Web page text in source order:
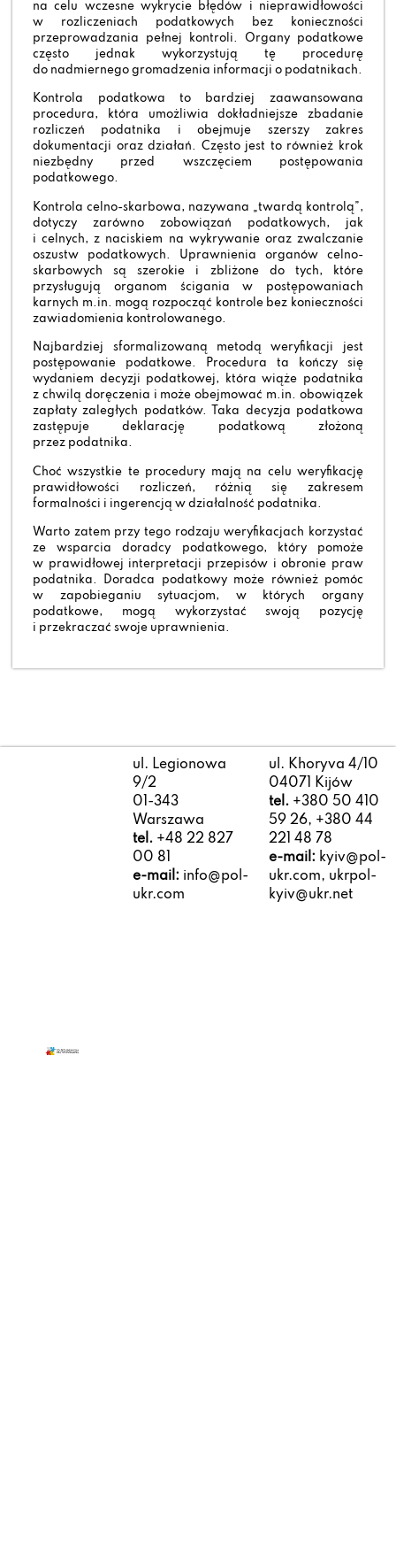
na celu wczesne wykrycie błędów i nieprawidłowości
w rozliczeniach podatkowych bez konieczności
przeprowadzania pełnej kontroli. Organy podatkowe
często jednak wykorzystują tę procedurę
do nadmiernego gromadzenia informacji o podatnikach.
Kontrola podatkowa to bardziej zaawansowana
procedura, która umożliwia dokładniejsze zbadanie
rozliczeń podatnika i obejmuje szerszy zakres
dokumentacji oraz działań. Często jest to również krok
niezbędny przed wszczęciem postępowania
podatkowego.
Kontrola celno-skarbowa, nazywana „twardą kontrolą”,
dotyczy zarówno zobowiązań podatkowych, jak
i celnych, z naciskiem na wykrywanie oraz zwalczanie
oszustw podatkowych. Uprawnienia organów celno-
skarbowych są szerokie i zbliżone do tych, które
przysługują organom ścigania w postępowaniach
karnych m.in. mogą rozpocząć kontrole bez konieczności
zawiadomienia kontrolowanego.
Najbardziej sformalizowaną metodą weryfikacji jest
postępowanie podatkowe. Procedura ta kończy się
wydaniem decyzji podatkowej, która wiąże podatnika
z chwilą doręczenia i może obejmować m.in. obowiązek
zapłaty zaległych podatków. Taka decyzja podatkowa
zastępuje deklarację podatkową złożoną
przez podatnika.
Choć wszystkie te procedury mają na celu weryfikację
prawidłowości rozliczeń, różnią się zakresem
formalności i ingerencją w działalność podatnika.
Warto zatem przy tego rodzaju weryfikacjach korzystać
ze wsparcia doradcy podatkowego, który pomoże
w prawidłowej interpretacji przepisów i obronie praw
podatnika. Doradca podatkowy może również pomóc
w zapobieganiu sytuacjom, w których organy
podatkowe, mogą wykorzystać swoją pozycję
i przekraczać swoje uprawnienia.
ul. Legionowa
9/2
01-343
Warszawa
tel. +48 22 827
00 81
e-mail: info@pol-
ukr.com
ul. Khoryva 4/10
04071 Kijów
tel. +380 50 410
59 26, +380 44
221 48 78
e-mail: kyiv@pol-
ukr.com, ukrpol-
kyiv@ukr.net